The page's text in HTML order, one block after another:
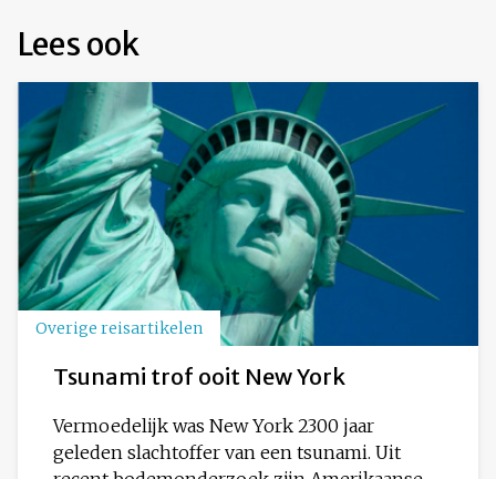
Lees ook
Overige reisartikelen
Tsunami trof ooit New York
Vermoedelijk was New York 2300 jaar
geleden slachtoffer van een tsunami. Uit